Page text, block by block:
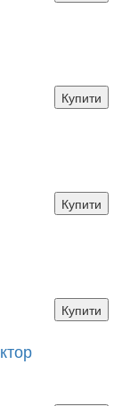
Купити
Купити
Купити